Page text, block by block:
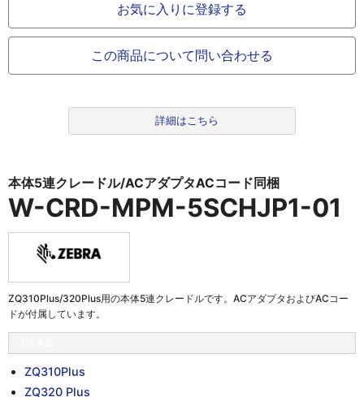
お気に入りに登録する
この商品について問い合わせる
詳細はこちら
本体5連クレードル/ACアダプタACコード同梱
W-CRD-MPM-5SCHJP1-01
ZQ310Plus/320Plus用の本体5連クレードルです。ACアダプタおよびACコー
ドが付属しています。
ZQ310Plus
ZQ320 Plus